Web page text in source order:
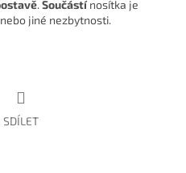
. Součástínosítka je
jiné nezbytnosti.
SDÍLET